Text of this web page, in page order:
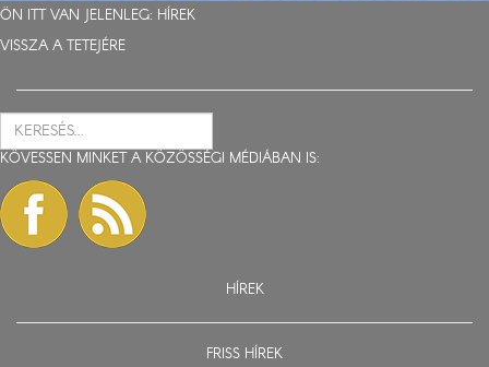
ÖN ITT VAN JELENLEG: HÍREK
VISSZA A TETEJÉRE
KÖVESSEN MINKET A KÖZÖSSÉGI MÉDIÁBAN IS:
HÍREK
FRISS HÍREK